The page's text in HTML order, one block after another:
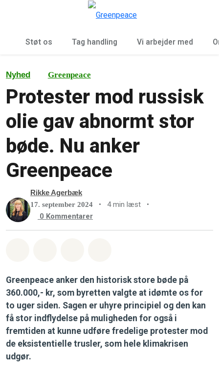
Støt os Tag handling Vi arbejder med
Nyhed Greenpeace
Protester mod russisk
olie gav abnormt stor
bøde. Nu anker
Greenpeace
Rikke Agerbæk
17. september 2024 • 4 min læst
•
0 Kommentarer
Greenpeace anker den historisk store bøde på
360.000,- kr, som byretten valgte at idømte os for
to uger siden. Sagen er uhyre principiel og den kan
få stor indflydelse på muligheden for også i
fremtiden at kunne udføre fredelige protester mod
de eksistentielle trusler, som hele klimakrisen
udgør.